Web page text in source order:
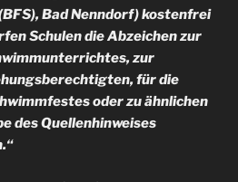
Bad Nenndorf) kostenfrei
Schulen die Abzeichen zur
zur
für die
oder zu ähnlichen
des Quellenhinweises